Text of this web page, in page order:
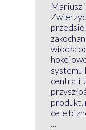
Mariusz
wiodła
systemu
centrali
produkt,
cele
...